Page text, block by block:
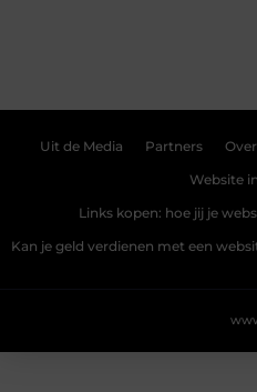
Uit de Media Partners
Website
Links kopen: hoe jij je
Kan je geld verdienen met een